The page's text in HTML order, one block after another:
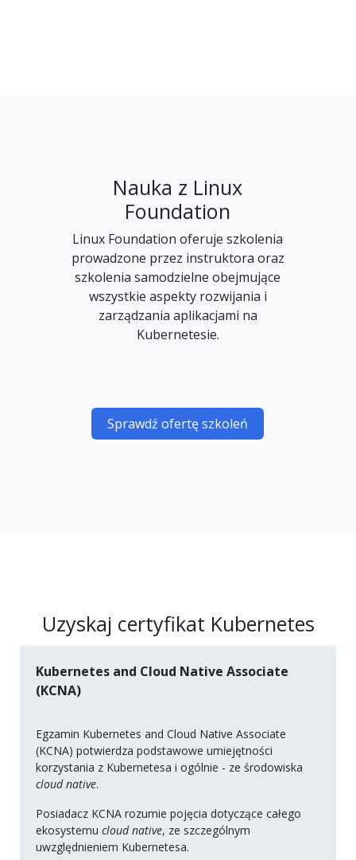
Nauka z Linux
Foundation
Linux Foundation oferuje szkolenia
prowadzone przez instruktora oraz
szkolenia samodzielne obejmujące
wszystkie aspekty rozwijania i
zarządzania aplikacjami na
Kubernetesie.
Sprawdź ofertę szkoleń
Uzyskaj certyfikat Kubernetes
Kubernetes and Cloud Native Associate
(KCNA)
Egzamin Kubernetes and Cloud Native Associate
(KCNA) potwierdza podstawowe umiejętności
korzystania z Kubernetesa i ogólnie - ze środowiska
cloud native.
Posiadacz KCNA rozumie pojęcia dotyczące całego
ekosystemu cloud native, ze szczególnym
uwzględnieniem Kubernetesa.